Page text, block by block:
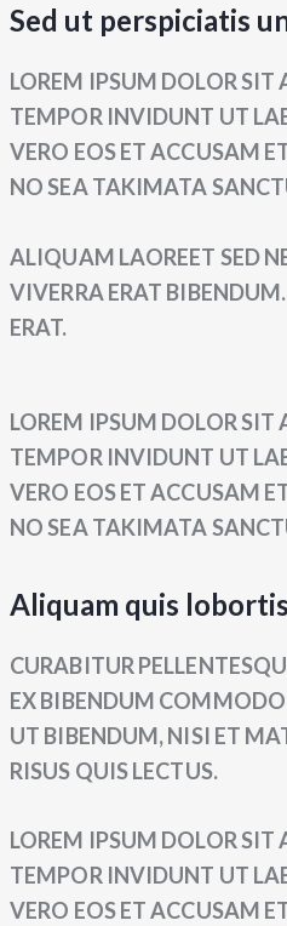
Sed ut perspiciatis
LOREM IPSUM DOLOR
TEMPOR INVIDUNT UT
VERO EOS ET ACCUSAM
NO SEA TAKIMATA
ALIQUAM LAOREET SED
VIVERRA ERAT
ERAT.
LOREM IPSUM DOLOR
TEMPOR INVIDUNT UT
VERO EOS ET ACCUSAM
NO SEA TAKIMATA
Aliquam quis
CURABITUR
EX BIBENDUM
UT BIBENDUM, NISI ET
RISUS QUIS LECTUS.
LOREM IPSUM DOLOR
TEMPOR INVIDUNT UT
VERO EOS ET ACCUSAM